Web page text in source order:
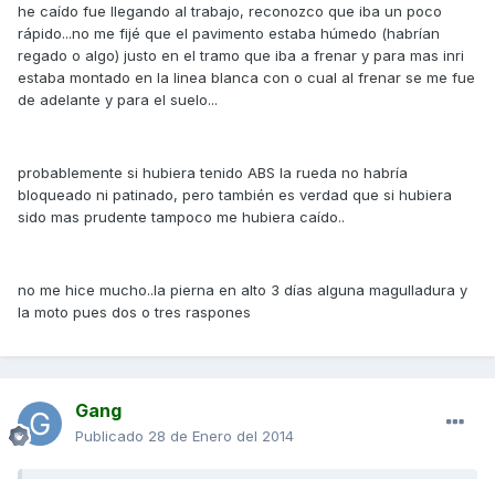
he caído fue llegando al trabajo, reconozco que iba un poco
rápido...no me fijé que el pavimento estaba húmedo (habrían
regado o algo) justo en el tramo que iba a frenar y para mas inri
estaba montado en la linea blanca con o cual al frenar se me fue
de adelante y para el suelo...
probablemente si hubiera tenido ABS la rueda no habría
bloqueado ni patinado, pero también es verdad que si hubiera
sido mas prudente tampoco me hubiera caído..
no me hice mucho..la pierna en alto 3 días alguna magulladura y
la moto pues dos o tres raspones
Gang
Publicado 28 de Enero del 2014